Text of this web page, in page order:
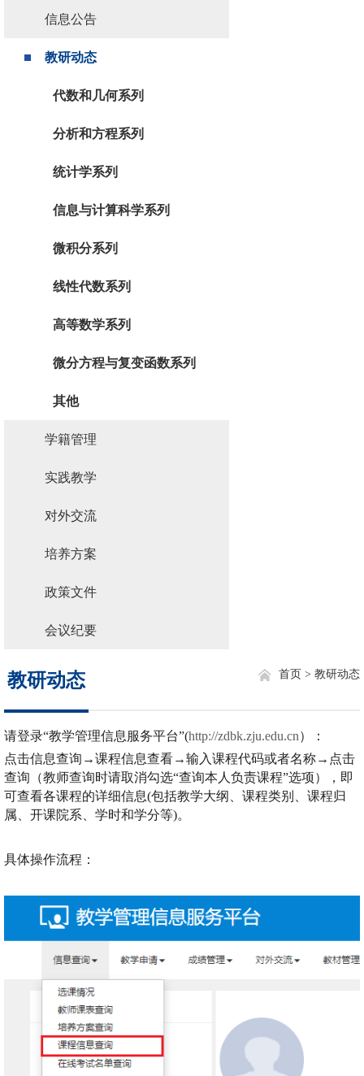
信息公告
教研动态
代数和几何系列
分析和方程系列
统计学系列
信息与计算科学系列
微积分系列
线性代数系列
高等数学系列
微分方程与复变函数系列
其他
学籍管理
实践教学
对外交流
培养方案
政策文件
会议纪要
教研动态 教研动态
首页 >
请登录“教学管理信息服务平台”(http://zdbk.zju.edu.cn）：
点击信息查询→课程信息查看→输入课程代码或者名称→点击
查询（教师查询时请取消勾选“查询本人负责课程”选项），即
可查看各课程的详细信息(包括教学大纲、课程类别、课程归
属、开课院系、学时和学分等)。
具体操作流程：